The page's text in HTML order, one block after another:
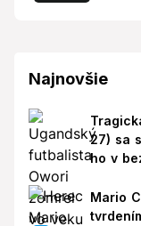
Najnovšie
27) sa
ho v
Mario